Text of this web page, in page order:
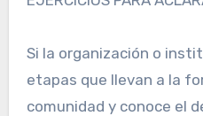
Si la organización o
etapas que llevan a la
comunidad y conoce el